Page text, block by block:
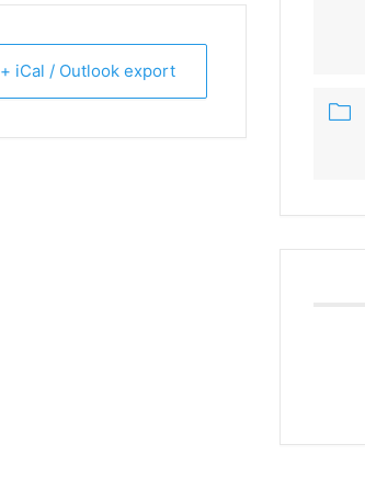
+ iCal / Outlook export